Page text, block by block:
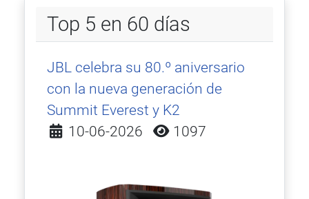
Top 5 en 60 días
JBL celebra su 80.º aniversario
con la nueva generación de
Summit Everest y K2
Detalles
10-06-2026 1097